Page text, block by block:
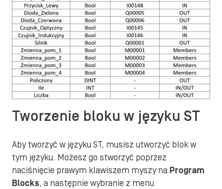
Tworzenie bloku w języku ST
Aby tworzyć w języku ST, musisz utworzyć blok w
tym języku. Możesz go stworzyć poprzez
naciśnięcie prawym klawiszem myszy na Program
Blocks, a następnie wybranie z menu